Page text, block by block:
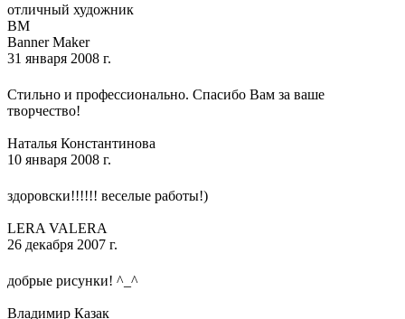
отличный художник
BM
Banner Maker
31 января 2008 г.
Стильно и профессионально. Спасибо Вам за ваше
творчество!
Наталья Константинова
10 января 2008 г.
здоровски!!!!!! веселые работы!)
LERA VALERA
26 декабря 2007 г.
добрые рисунки! ^_^
Владимир Казак